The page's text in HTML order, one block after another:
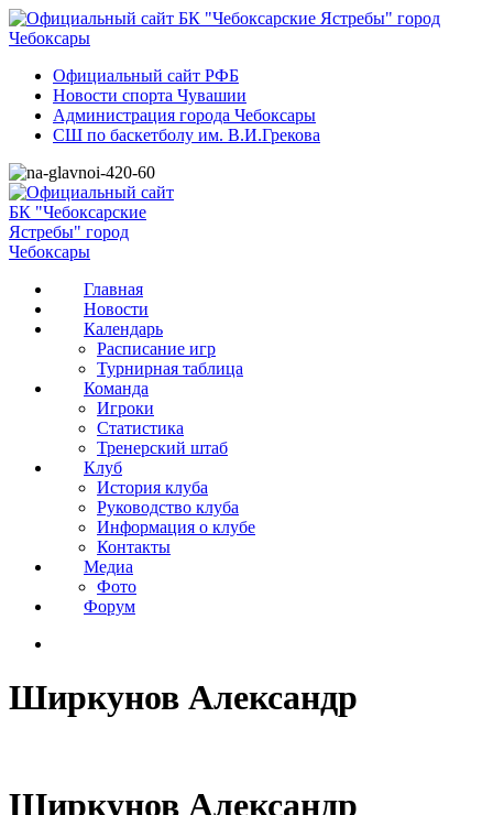
Официальный сайт РФБ
Новости спорта Чувашии
Администрация города Чебоксары
СШ по баскетболу им. В.И.Грекова
Главная
Новости
Календарь
Расписание игр
Турнирная таблица
Команда
Игроки
Статистика
Тренерский штаб
Клуб
История клуба
Руководство клуба
Информация о клубе
Контакты
Медиа
Фото
Форум
Ширкунов Александр
Ширкунов Александр